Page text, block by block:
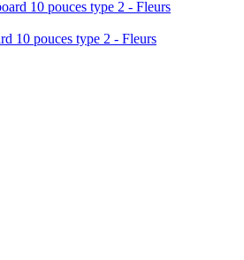
10 pouces type 2 - Fleurs